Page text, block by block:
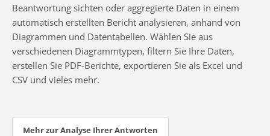
Beantwortung sichten oder aggregierte Daten in einem
automatisch erstellten Bericht analysieren, anhand von
Diagrammen und Datentabellen. Wählen Sie aus
verschiedenen Diagrammtypen, filtern Sie Ihre Daten,
erstellen Sie PDF-Berichte, exportieren Sie als Excel und
CSV und vieles mehr.
Mehr zur Analyse Ihrer Antworten